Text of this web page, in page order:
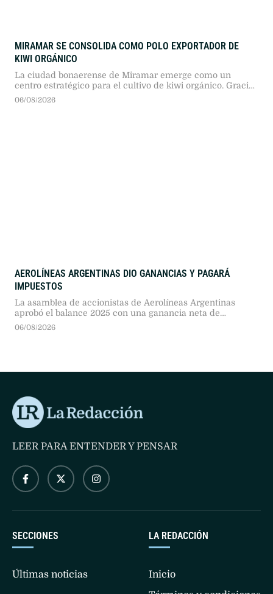
MIRAMAR SE CONSOLIDA COMO POLO EXPORTADOR DE
KIWI ORGÁNICO
La ciudad bonaerense de Miramar emerge como un
centro estratégico para el cultivo de kiwi orgánico. Gracias
a condiciones climáticas similares a las de Nueva Zelanda
06/08/2026
AEROLÍNEAS ARGENTINAS DIO GANANCIAS Y PAGARÁ
IMPUESTOS
La asamblea de accionistas de Aerolíneas Argentinas
aprobó el balance 2025 con una ganancia neta de
$238.000 millones. Por primera vez en su historia, la
06/08/2026
LA REDACCIÓN
Inicio
SECCIONES
Últimas noticias
LEER PARA ENTENDER Y PENSAR